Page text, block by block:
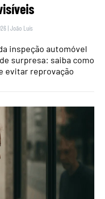
|João Luís
inspeção automóvel
surpresa: saiba como
evitar reprovação